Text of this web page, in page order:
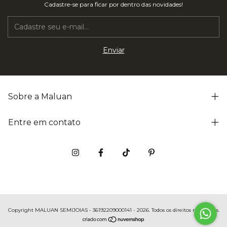
Cadastre-se para ficar por dentro das novidades!
Sobre a Maluan
Entre em contato
Copyright MALUAN SEMIJOIAS - 36192209000141 - 2026. Todos os direitos reservados.